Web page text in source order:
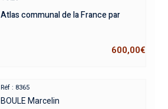
Atlas communal de la France par
600,00€
Réf : 8365
BOULE Marcelin